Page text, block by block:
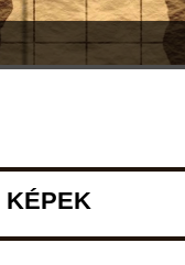
KÉPEK